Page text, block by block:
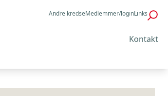
Andre kredseMedlemmer/loginLinks
Kontakt